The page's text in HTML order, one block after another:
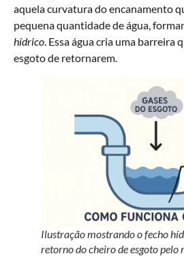
aquela curvatura do encanamento
pequena quantidade de água,
hídrico. Essa água cria uma barreira
esgoto de retornarem.
Ilustração mostrando o fecho
retorno do cheiro de esgoto pelo